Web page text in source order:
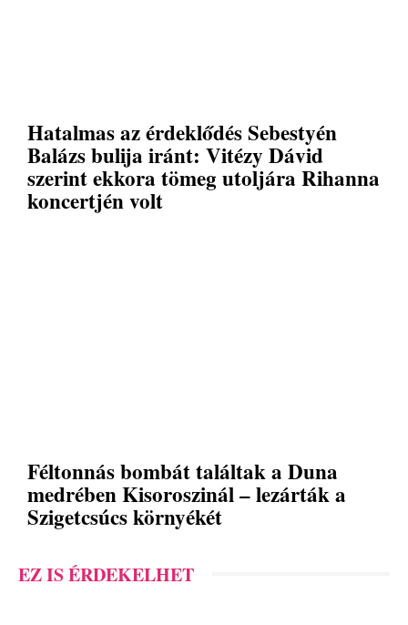
Hatalmas az érdeklődés Sebestyén
Balázs bulija iránt: Vitézy Dávid
szerint ekkora tömeg utoljára Rihanna
koncertjén volt
Féltonnás bombát találtak a Duna
medrében Kisoroszinál – lezárták a
Szigetcsúcs környékét
EZ IS ÉRDEKELHET